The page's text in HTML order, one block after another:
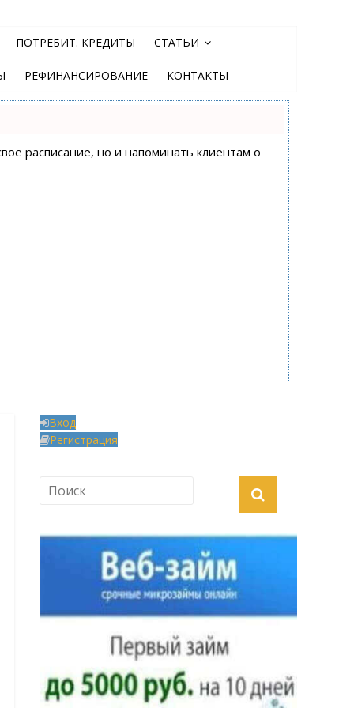
ПОТРЕБИТ. КРЕДИТЫ СТАТЬИ
РЕФИНАНСИРОВАНИЕ КОНТАКТЫ
расписание, но и напоминать клиентам о
Вход
Регистрация